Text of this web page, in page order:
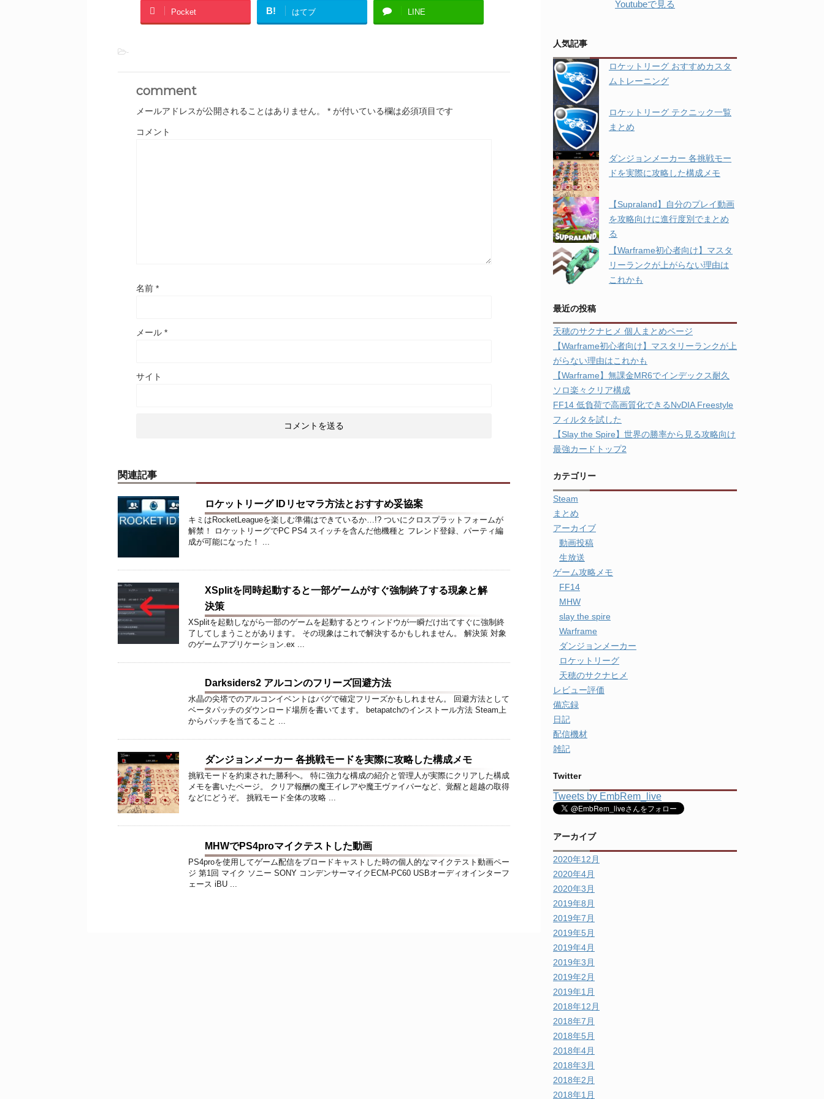
Pocket B! はてブ LINE
-
comment
メールアドレスが公開されることはありません。 * が付いている欄は必須項目です
コメント
名前 *
メール *
サイト
関連記事
ロケットリーグ IDリセマラ方法とおすすめ妥協案
キミはRocketLeagueを楽しむ準備はできているか…!? ついにクロスプラットフォームが
解禁！ ロケットリーグでPC PS4 スイッチを含んだ他機種と フレンド登録、パーティ編
成が可能になった！ ...
XSplitを同時起動すると一部ゲームがすぐ強制終了する現象と解
決策
XSplitを起動しながら一部のゲームを起動するとウィンドウが一瞬だけ出てすぐに強制終
了してしまうことがあります。 その現象はこれで解決するかもしれません。 解決策 対象
のゲームアプリケーション.ex ...
Darksiders2 アルコンのフリーズ回避方法
水晶の尖塔でのアルコンイベントはバグで確定フリーズかもしれません。 回避方法として
ベータパッチのダウンロード場所を書いてます。 betapatchのインストール方法 Steam上
からパッチを当てること ...
ダンジョンメーカー 各挑戦モードを実際に攻略した構成メモ
挑戦モードを約束された勝利へ。 特に強力な構成の紹介と管理人が実際にクリアした構成
メモを書いたページ。 クリア報酬の魔王イレアや魔王ヴァイパーなど、覚醒と超越の取得
などにどうぞ。 挑戦モード全体の攻略 ...
MHWでPS4proマイクテストした動画
PS4proを使用してゲーム配信をブロードキャストした時の個人的なマイクテスト動画ペー
ジ 第1回 マイク ソニー SONY コンデンサーマイクECM-PC60 USBオーディオインターフ
ェース iBU ...
Youtubeで見る
人気記事
ロケットリーグ おすすめカスタ
ムトレーニング
ロケットリーグ テクニック一覧
まとめ
ダンジョンメーカー 各挑戦モー
ドを実際に攻略した構成メモ
【Supraland】自分のプレイ動画
を攻略向けに進行度別でまとめ
る
【Warframe初心者向け】マスタ
リーランクが上がらない理由は
これかも
最近の投稿
天穂のサクナヒメ 個人まとめページ
【Warframe初心者向け】マスタリーランクが上
がらない理由はこれかも
【Warframe】無課金MR6でインデックス耐久
ソロ楽々クリア構成
FF14 低負荷で高画質化できるNvDIA Freestyle
フィルタを試した
【Slay the Spire】世界の勝率から見る攻略向け
最強カードトップ2
カテゴリー
Steam
まとめ
アーカイブ
動画投稿
生放送
ゲーム攻略メモ
FF14
MHW
slay the spire
Warframe
ダンジョンメーカー
ロケットリーグ
天穂のサクナヒメ
レビュー評価
備忘録
日記
配信機材
雑記
Twitter
Tweets by EmbRem_live
アーカイブ
2020年12月
2020年4月
2020年3月
2019年8月
2019年7月
2019年5月
2019年4月
2019年3月
2019年2月
2019年1月
2018年12月
2018年7月
2018年5月
2018年4月
2018年3月
2018年2月
2018年1月